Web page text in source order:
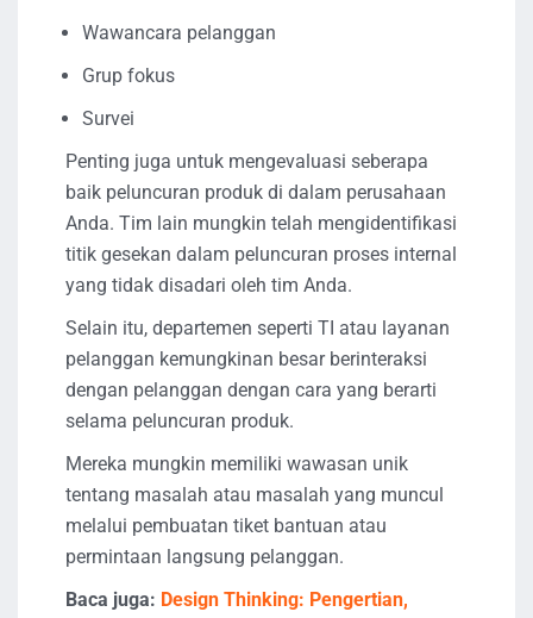
Wawancara pelanggan
Grup fokus
Survei
Penting juga untuk mengevaluasi seberapa
baik peluncuran produk di dalam perusahaan
Anda. Tim lain mungkin telah mengidentifikasi
titik gesekan dalam peluncuran proses internal
yang tidak disadari oleh tim Anda.
Selain itu, departemen seperti TI atau layanan
pelanggan kemungkinan besar berinteraksi
dengan pelanggan dengan cara yang berarti
selama peluncuran produk.
Mereka mungkin memiliki wawasan unik
tentang masalah atau masalah yang muncul
melalui pembuatan tiket bantuan atau
permintaan langsung pelanggan.
Baca juga: Design Thinking: Pengertian,